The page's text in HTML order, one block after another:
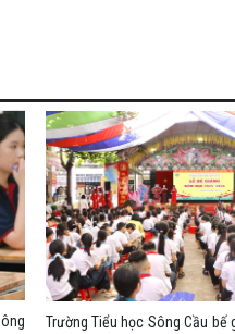
Trường Tiểu học Sông Cầu bế